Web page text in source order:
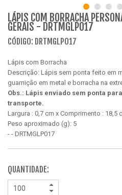
LÁPIS COM BORRACHA
GERAIS - DRTMGLP017
CÓDIGO: DRTMGLP017
Lápis com Borracha
Descrição: Lápis sem ponta feito em
guarnição em metal e borracha na
Obs.: Lápis enviado sem ponta
transporte.
Largura : 0,7 cm x Comprimento : 18,5
Peso aproximado (g): 5
- - DRTMGLP017
QUANTIDADE: